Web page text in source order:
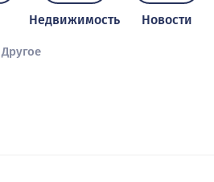
Недвижимость Новости
Другое